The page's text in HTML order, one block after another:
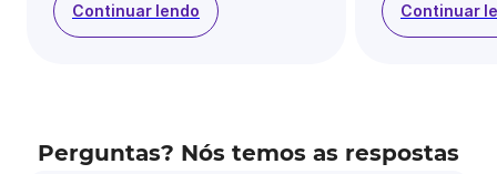
Continuar lendo Continuar
Perguntas? Nós temos as respostas